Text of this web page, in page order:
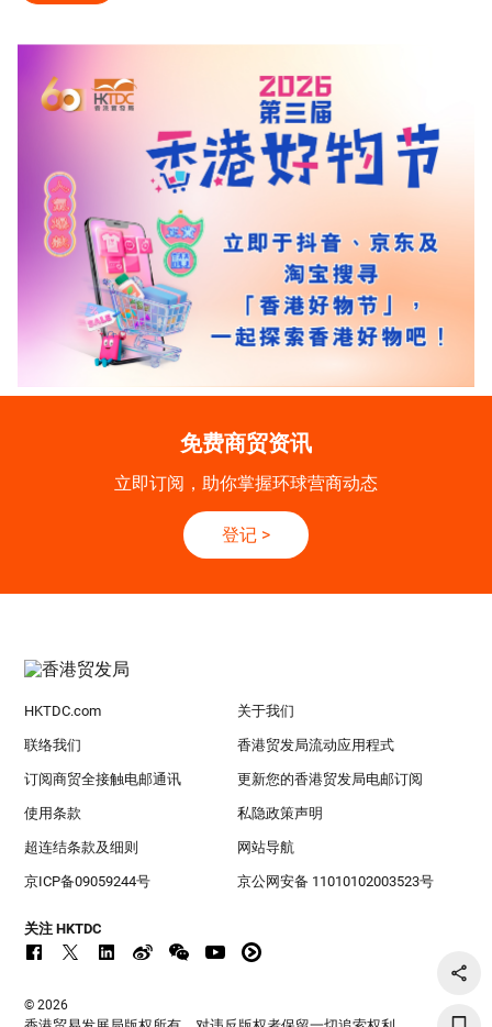
免费商贸资讯
立即订阅，助你掌握环球营商动态
登记 >
HKTDC.com 关于我们
联络我们 香港贸发局流动应用程式
订阅商贸全接触电邮通讯 更新您的香港贸发局电邮订阅
使用条款 私隐政策声明
超连结条款及细则 网站导航
京ICP备09059244号 京公网安备 11010102003523号
关注 HKTDC
© 2026